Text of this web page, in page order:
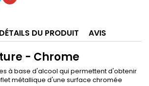
DÉTAILS DU PRODUIT AVIS
- Chrome
à base d'alcool qui permettent d'obtenir
métallique d'une surface chromée